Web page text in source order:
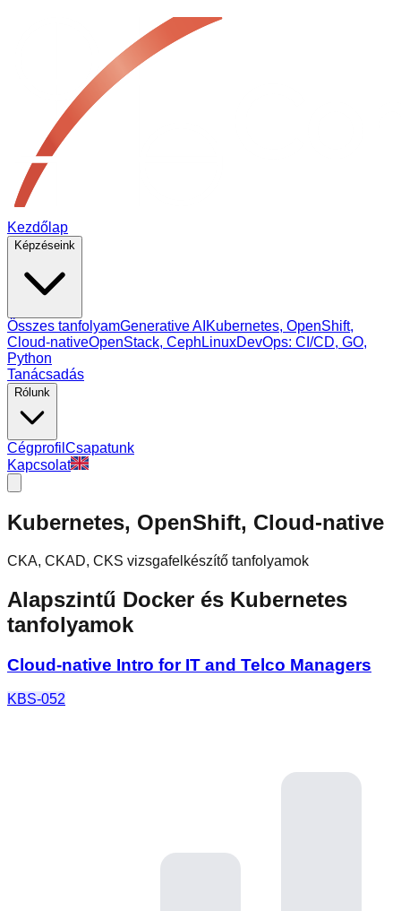
Kezdőlap
Képzéseink
Összes tanfolyamGenerative AI Kubernetes, OpenShift,
Cloud‑nativeOpenStack, Ceph LinuxDevOps: CI/CD, GO,
Python
Tanácsadás
Rólunk
Cégprofil Csapatunk
Kapcsolat
Kubernetes, OpenShift, Cloud-native
CKA, CKAD, CKS vizsgafelkészítő tanfolyamok
Alapszintű Docker és Kubernetes
tanfolyamok
Cloud-native Intro for IT and Telco Managers
KBS-052